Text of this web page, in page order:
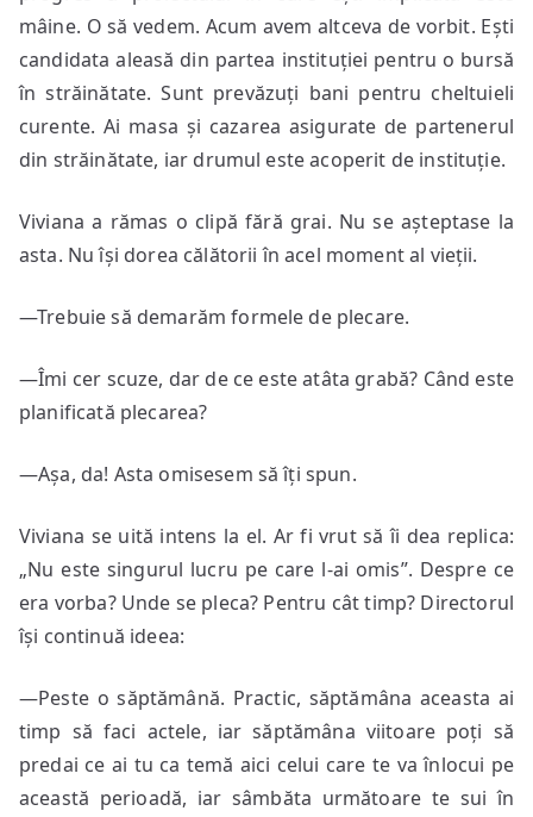
mâine. O să vedem. Acum avem altceva de vorbit. Ești
candidata aleasă din partea instituției pentru o bursă
în străinătate. Sunt prevăzuți bani pentru cheltuieli
curente. Ai masa și cazarea asigurate de partenerul
din străinătate, iar drumul este acoperit de instituție.
Viviana a rămas o clipă fără grai. Nu se așteptase la
asta. Nu își dorea călătorii în acel moment al vieții.
—Trebuie să demarăm formele de plecare.
—Îmi cer scuze, dar de ce este atâta grabă? Când este
planificată plecarea?
—Așa, da! Asta omisesem să îți spun.
Viviana se uită intens la el. Ar fi vrut să îi dea replica:
„Nu este singurul lucru pe care l-ai omis”. Despre ce
era vorba? Unde se pleca? Pentru cât timp? Directorul
își continuă ideea:
—Peste o săptămână. Practic, săptămâna aceasta ai
timp să faci actele, iar săptămâna viitoare poți să
predai ce ai tu ca temă aici celui care te va înlocui pe
această perioadă, iar sâmbăta următoare te sui în